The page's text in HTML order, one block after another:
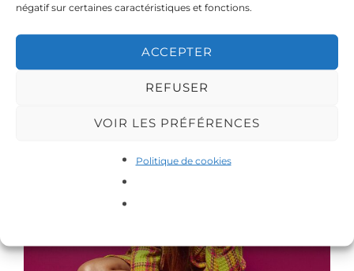
négatif sur certaines caractéristiques et fonctions.
ACCEPTER
REFUSER
VOIR LES PRÉFÉRENCES
Politique de cookies